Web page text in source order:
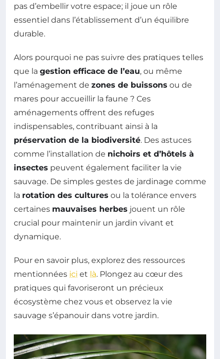
pas d’embellir votre espace; il joue un rôle
essentiel dans l’établissement d’un équilibre
durable.
Alors pourquoi ne pas suivre des pratiques telles
que la gestion efficace de l’eau, ou même
l’aménagement de zones de buissons ou de
mares pour accueillir la faune ? Ces
aménagements offrent des refuges
indispensables, contribuant ainsi à la
préservation de la biodiversité. Des astuces
comme l’installation de nichoirs et d’hôtels à
insectes peuvent également faciliter la vie
sauvage. De simples gestes de jardinage comme
la rotation des cultures ou la tolérance envers
certaines mauvaises herbes jouent un rôle
crucial pour maintenir un jardin vivant et
dynamique.
Pour en savoir plus, explorez des ressources
mentionnées ici et là. Plongez au cœur des
pratiques qui favoriseront un précieux
écosystème chez vous et observez la vie
sauvage s’épanouir dans votre jardin.